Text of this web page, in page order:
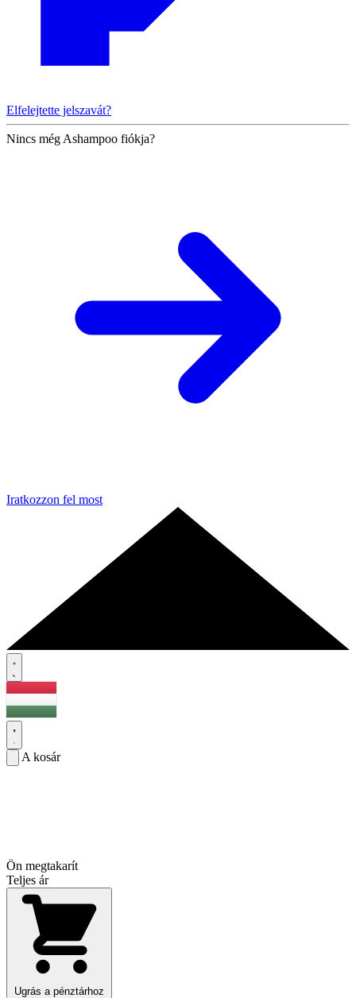
Elfelejtette jelszavát?
Nincs még Ashampoo fiókja?
Iratkozzon fel most
A kosár
Ön megtakarít
Teljes ár
Ugrás a pénztárhoz